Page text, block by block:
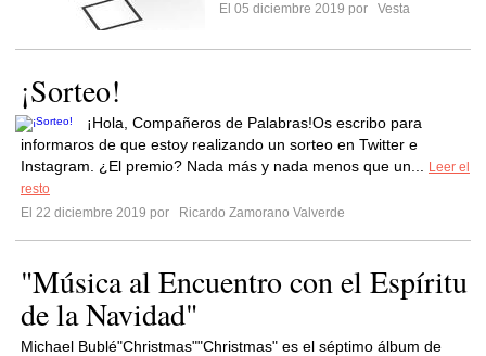
El 05 diciembre 2019 por
Vesta
¡Sorteo!
¡Hola, Compañeros de Palabras!Os escribo para
informaros de que estoy realizando un sorteo en Twitter e
Instagram. ¿El premio? Nada más y nada menos que un...
Leer el
resto
El 22 diciembre 2019 por
Ricardo Zamorano Valverde
"Música al Encuentro con el Espíritu
de la Navidad"
Michael Bublé"Christmas""Christmas" es el séptimo álbum de